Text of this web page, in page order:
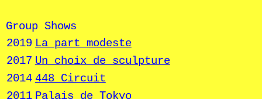
Group Shows
2019 La part modeste
2017 Un choix de sculpture
2014 448 Circuit
2011 Palais de Tokyo